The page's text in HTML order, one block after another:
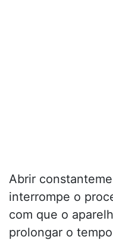
Abrir
interrompe o
com que o
prolongar o